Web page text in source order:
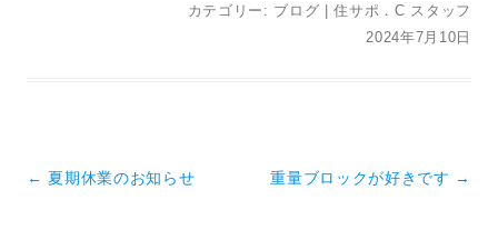
カテゴリー: ブログ |住サポ．C スタッフ
2024年7月10日
投稿ナビゲーション
← 夏期休業のお知らせ 重量ブロックが好きです →